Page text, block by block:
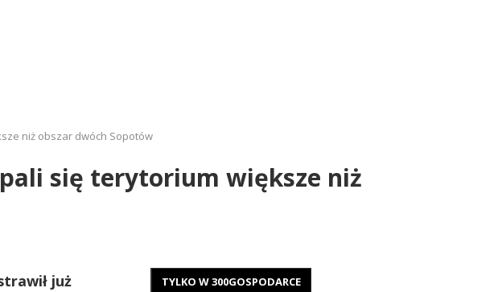
niż obszar dwóch Sopotów
się terytorium większe niż
już
TYLKO W 300GOSPODARCE